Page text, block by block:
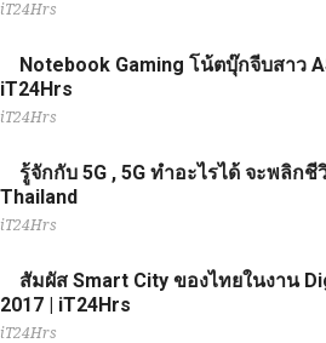
iT24Hrs
Notebook Gaming โน้ตบุ๊กจีบสาว
iT24Hrs
iT24Hrs
รู้จักกับ 5G , 5G ทำอะไรได้ จะพลิกชี
Thailand
iT24Hrs
สัมผัส Smart City ของไทยในงาน
2017 | iT24Hrs
iT24Hrs